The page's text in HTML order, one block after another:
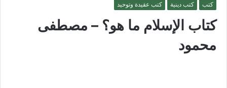
كتب كتب دينية كتب عقيدة وتوحيد
كتاب الإسلام ما هو؟ – مصطفى
محمود